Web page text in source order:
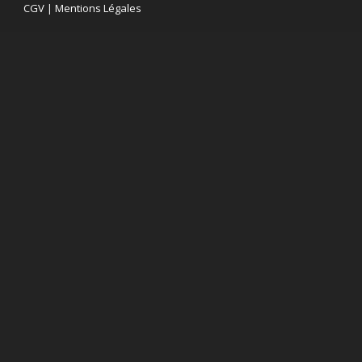
CGV | Mentions Légales